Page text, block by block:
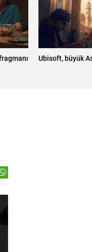
Ubisoft, büyük